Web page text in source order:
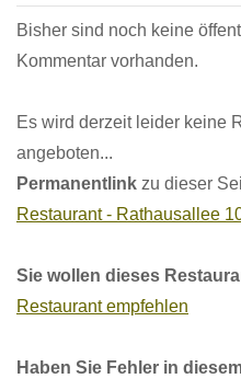
Bisher sind noch keine
Kommentar vorhanden.
Es wird derzeit leider keine
angeboten...
Permanentlink zu dieser
Restaurant - Rathausallee
Sie wollen dieses
Restaurant empfehlen
Haben Sie Fehler in